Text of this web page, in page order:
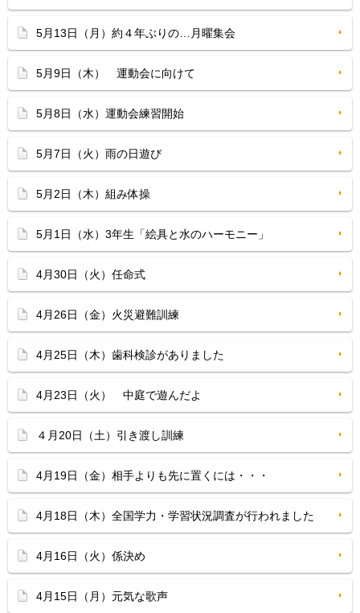
5月13日（月）約４年ぶりの…月曜集会
5月9日（木） 運動会に向けて
5月8日（水）運動会練習開始
5月7日（火）雨の日遊び
5月2日（木）組み体操
5月1日（水）3年生「絵具と水のハーモニー」
4月30日（火）任命式
4月26日（金）火災避難訓練
4月25日（木）歯科検診がありました
4月23日（火） 中庭で遊んだよ
４月20日（土）引き渡し訓練
4月19日（金）相手よりも先に置くには・・・
4月18日（木）全国学力・学習状況調査が行われました
4月16日（火）係決め
4月15日（月）元気な歌声